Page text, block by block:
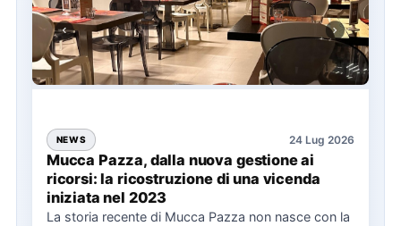
NEWS 24 Lug 2026
Mucca Pazza, dalla nuova gestione ai
ricorsi: la ricostruzione di una vicenda
iniziata nel 2023
La storia recente di Mucca Pazza non nasce con la